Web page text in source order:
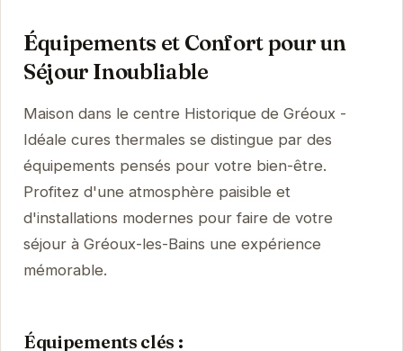
Équipements et Confort pour un
Séjour Inoubliable
Maison dans le centre Historique de Gréoux -
Idéale cures thermales se distingue par des
équipements pensés pour votre bien-être.
Profitez d'une atmosphère paisible et
d'installations modernes pour faire de votre
séjour à Gréoux-les-Bains une expérience
mémorable.
Équipements clés :